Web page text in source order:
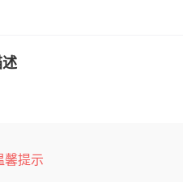
述
馨提示